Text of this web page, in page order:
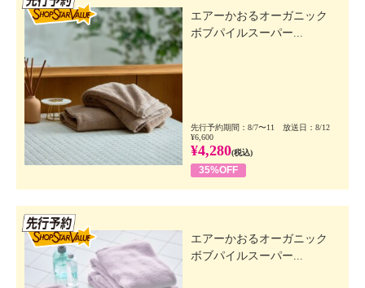
エアーかおるオーガニック
ボブパイルスーパー...
先行予約期間：8/7〜11 放送日：8/12
¥6,600
¥4,280(税込)
35%OFF
エアーかおるオーガニック
ボブパイルスーパー...